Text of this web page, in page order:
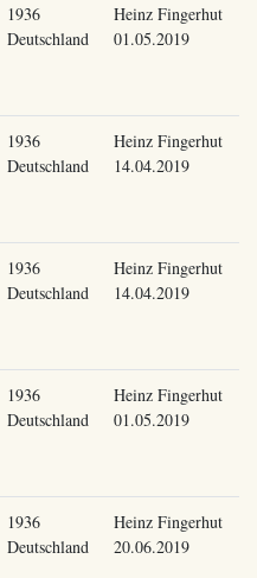
1936
Deutschland
Heinz Fingerhut
01.05.2019
1936
Deutschland
Heinz Fingerhut
14.04.2019
1936
Deutschland
Heinz Fingerhut
14.04.2019
1936
Deutschland
Heinz Fingerhut
01.05.2019
1936
Deutschland
Heinz Fingerhut
20.06.2019